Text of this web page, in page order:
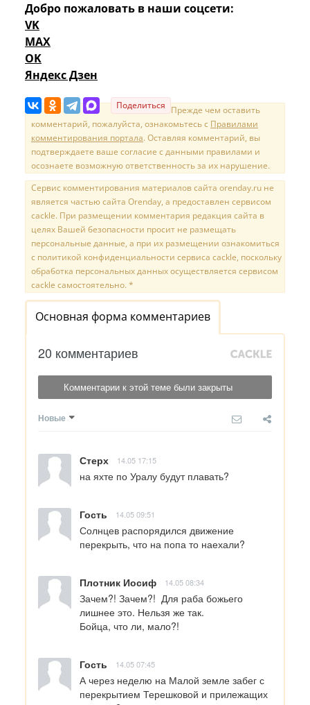
Добро пожаловать в наши соцсети:
VK
MAX
OK
Яндекс Дзен
Поделиться Прежде чем оставить
комментарий, пожалуйста, ознакомьтесь с Правилами
комментирования портала. Оставляя комментарий, вы
подтверждаете ваше согласие с данными правилами и
осознаете возможную ответственность за их нарушение.
Сервис комментирования материалов сайта orenday.ru не
является частью сайта Orenday, а предоставлен сервисом
cackle. При размещении комментария редакция сайта в
целях Вашей безопасности просит не размещать
персональные данные, а при их размещении ознакомиться
с политикой конфиденциальности сервиса cackle, поскольку
обработка персональных данных осуществляется сервисом
cackle самостоятельно. *
Основная форма комментариев
20 комментариев
Комментарии к этой теме были закрыты
Новые
Стерх 14.05 17:15
на яхте по Уралу будут плавать?
Гость 14.05 09:51
Солнцев распорядился движение
перекрыть, что на попа то наехали?
Плотник Иосиф 14.05 08:34
Зачем?! Зачем?!  Для раба божьего
лишнее это. Нельзя же так.
Бойца, что ли, мало?!
Гость 14.05 07:45
А через неделю на Малой земле забег с
перекрытием Терешковой и прилежащих